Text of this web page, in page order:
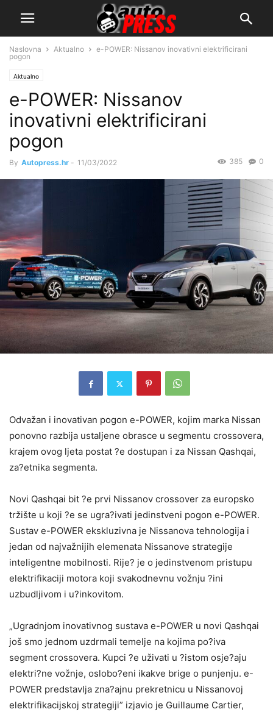
Naslovna Aktualno
e-POWER: Nissanov inovativni elektrificirani
pogon
Aktualno
e-POWER: Nissanov
inovativni elektrificirani
pogon
By Autopress.hr - 11/03/2022 0
385
Odvažan i inovativan pogon e-POWER, kojim marka Nissan
ponovno razbija ustaljene obrasce u segmentu crossovera,
krajem ovog ljeta postat ?e dostupan i za Nissan Qashqai,
za?etnika segmenta.
Novi Qashqai bit ?e prvi Nissanov crossover za europsko
tržište u koji ?e se ugra?ivati jedinstveni pogon e-POWER.
Sustav e-POWER ekskluzivna je Nissanova tehnologija i
jedan od najvažnijih elemenata Nissanove strategije
inteligentne mobilnosti. Rije? je o jedinstvenom pristupu
elektrifikaciji motora koji svakodnevnu vožnju ?ini
uzbudljivom i u?inkovitom.
„Ugradnjom inovativnog sustava e-POWER u novi Qashqai
još smo jednom uzdrmali temelje na kojima po?iva
segment crossovera. Kupci ?e uživati u ?istom osje?aju
elektri?ne vožnje, oslobo?eni ikakve brige o punjenju. e-
POWER predstavlja zna?ajnu prekretnicu u Nissanovoj
elektrifikacijskoj strategiji” izjavio je Guillaume Cartier,